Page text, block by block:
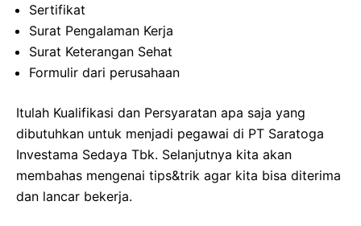
Sertifikat
Surat Pengalaman Kerja
Surat Keterangan Sehat
Formulir dari perusahaan
Itulah Kualifikasi dan Persyaratan apa saja yang
dibutuhkan untuk menjadi pegawai di PT Saratoga
Investama Sedaya Tbk. Selanjutnya kita akan
membahas mengenai tips&trik agar kita bisa diterima
dan lancar bekerja.